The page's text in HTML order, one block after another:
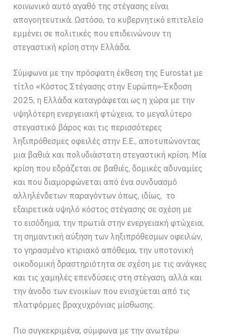
κοινωνικό αυτό αγαθό της στέγασης είναι
απογοητευτικά. Ωστόσο, το κυβερνητικό επιτελείο
εμμένει σε πολιτικές που επιδεινώνουν τη
στεγαστική κρίση στην Ελλάδα.
Σύμφωνα με την πρόσφατη έκθεση της Eurostat με
τίτλο «Κόστος Στέγασης στην Ευρώπη»-Έκδοση
2025, η Ελλάδα καταγράφεται ως η χώρα με την
υψηλότερη ενεργειακή φτώχεια, το μεγαλύτερο
στεγαστικό βάρος και τις περισσότερες
ληξιπρόθεσμες οφειλές στην Ε.Ε., αποτυπώνοντας
μια βαθιά και πολυδιάστατη στεγαστική κρίση. Μία
κρίση που εδράζεται σε βαθιές, δομικές αδυναμίες
και που διαμορφώνεται από ένα συνδυασμό
αλληλένδετων παραγόντων όπως, ιδίως, το
εξαιρετικά υψηλό κόστος στέγασης σε σχέση με
το εισόδημα, την πρωτιά στην ενεργειακή φτώχεια,
τη σημαντική αύξηση των ληξιπρόθεσμων οφειλών,
το γηρασμένο κτιριακό απόθεμα, την υποτονική
οικοδομική δραστηριότητα σε σχέση με τις ανάγκες
και τις χαμηλές επενδύσεις στη στέγαση, αλλά και
την άνοδο των ενοικίων που ενισχύεται από τις
πλατφόρμες βραχυχρόνιας μίσθωσης.
Πιο συγκεκριμένα, σύμφωνα με την ανωτέρω